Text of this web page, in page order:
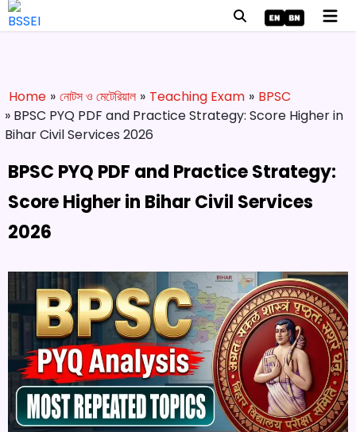
Home » নোটস ও মেটেরিয়াল » Teaching Exam » BPSC
» BPSC PYQ PDF and Practice Strategy: Score Higher in
Bihar Civil Services 2026
BPSC PYQ PDF and Practice Strategy:
Score Higher in Bihar Civil Services
2026